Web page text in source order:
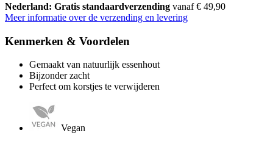
Nederland: Gratis standaardverzending vanaf € 49,90
Meer informatie over de verzending en levering
Kenmerken & Voordelen
Gemaakt van natuurlijk essenhout
Bijzonder zacht
Perfect om korstjes te verwijderen
Vegan